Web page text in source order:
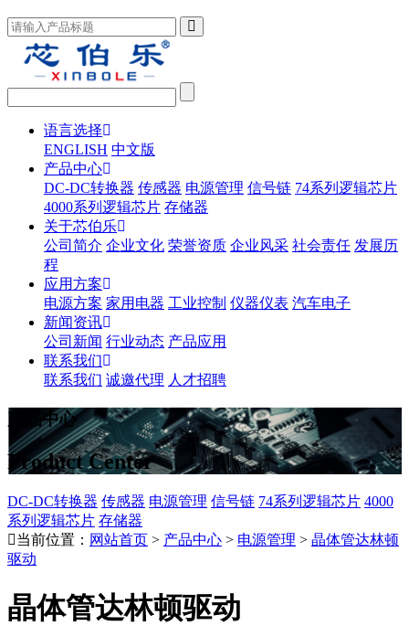
语言选择
ENGLISH 中文版
产品中心
DC-DC转换器 传感器 电源管理 信号链 74系列逻辑芯片
4000系列逻辑芯片 存储器
关于芯伯乐
公司简介 企业文化 荣誉资质 企业风采 社会责任 发展历
程
应用方案
电源方案 家用电器 工业控制 仪器仪表 汽车电子
新闻资讯
公司新闻 行业动态 产品应用
联系我们
联系我们 诚邀代理 人才招聘
产品中心
Product Center
DC-DC转换器 传感器 电源管理 信号链 74系列逻辑芯片 4000
系列逻辑芯片 存储器
当前位置： 网站首页 > 产品中心 > 电源管理 > 晶体管达林顿
驱动
晶体管达林顿驱动